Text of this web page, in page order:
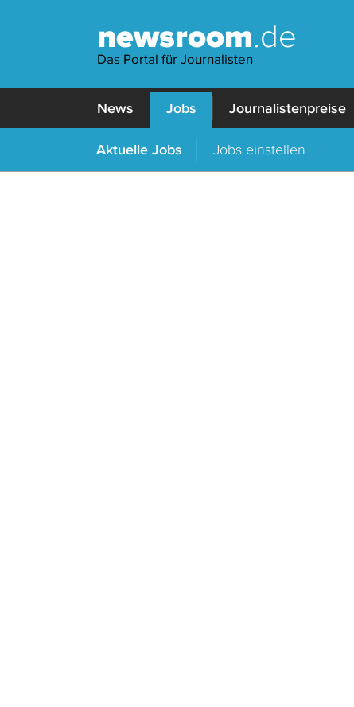
newsroom.de
Das Portal für Journalisten
News Jobs Journalistenpreise
Aktuelle Jobs Jobs einstellen